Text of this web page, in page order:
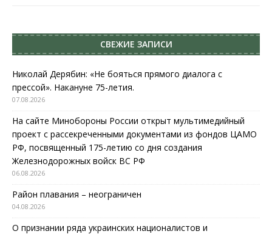
СВЕЖИЕ ЗАПИСИ
Николай Дерябин: «Не бояться прямого диалога с
прессой». Накануне 75-летия.
07.08.2026
На сайте Минобороны России открыт мультимедийный
проект с рассекреченными документами из фондов ЦАМО
РФ, посвященный 175-летию со дня создания
Железнодорожных войск ВС РФ
06.08.2026
Район плавания – неограничен
04.08.2026
О признании ряда украинских националистов и